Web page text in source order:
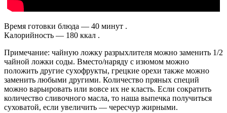
Время готовки блюда — 40 минут .
Калорийность — 180 ккал .
Примечание: чайную ложку разрыхлителя можно заменить 1/2
чайной ложки соды. Вместо/наряду с изюмом можно
положить другие сухофрукты, грецкие орехи также можно
заменить любыми другими. Количество пряных специй
можно варьировать или вовсе их не класть. Если сократить
количество сливочного масла, то наша выпечка получиться
суховатой, если увеличить — чересчур жирными.